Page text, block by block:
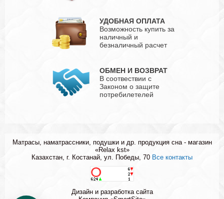
УДОБНАЯ ОПЛАТА
Возможность купить за
наличный и
безналичный расчет
ОБМЕН И ВОЗВРАТ
В соотвествии с
Законом о защите
потребилетелей
Матрасы, наматрассники, подушки и др. продукция сна - магазин
«Relax kst»
Казахстан, г. Костанай, ул. Победы, 70 Все контакты
Дизайн и разработка сайта